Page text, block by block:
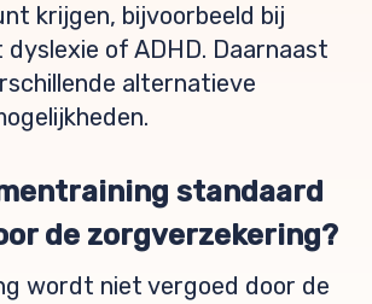
krijgen, bijvoorbeeld bij
dyslexie of ADHD. Daarnaast
alternatieve
standaard
de zorgverzekering?
wordt niet vergoed door de